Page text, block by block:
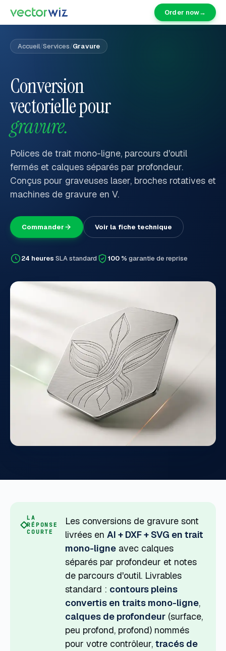
Order now→
Accueil/Services/Gravure
Conversion
vectorielle pour
gravure.
Polices de trait mono-ligne, parcours d'outil
fermés et calques séparés par profondeur.
Conçus pour graveuses laser, broches rotatives et
machines de gravure en V.
Commander Voir la fiche technique
24 heures SLA standard 100 % garantie de reprise
LA
RÉPONSE
COURTE
Les conversions de gravure sont
livrées en AI + DXF + SVG en trait
mono-ligneavec calques
séparés par profondeur et notes
de parcours d'outil. Livrables
standard : contours pleins
convertis en traits mono-ligne,
calques de profondeur(surface,
peu profond, profond) nommés
pour votre contrôleur, tracés de